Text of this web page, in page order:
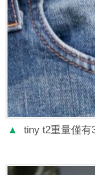
▲ tiny t2重量僅有